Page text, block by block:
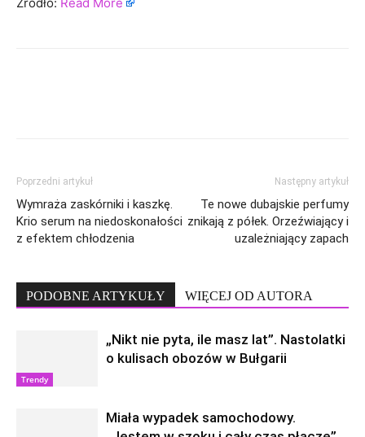
Poprzedni artykuł
Wymraża zaskórniki i kaszkę.
Krio serum na niedoskonałości
z efektem chłodzenia
Następny artykuł
Te nowe dubajskie perfumy
znikają z półek. Orzeźwiający i
uzależniający zapach
PODOBNE ARTYKUŁY WIĘCEJ OD AUTORA
Trendy
„Nikt nie pyta, ile masz lat”. Nastolatki
o kulisach obozów w Bułgarii
Miała wypadek samochodowy.